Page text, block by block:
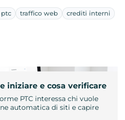
traffico web crediti interni
iniziare e cosa verificare
PTC interessa chi vuole
automatica di siti e capire